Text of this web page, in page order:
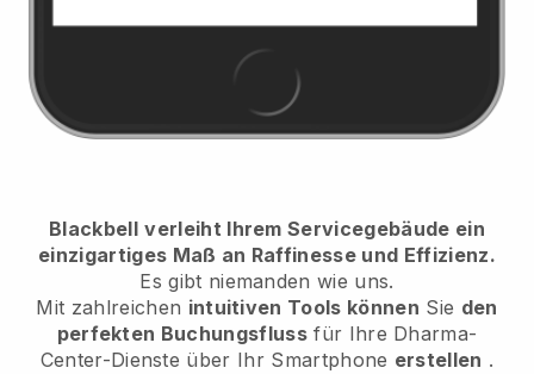
Blackbell verleiht Ihrem Servicegebäude ein
einzigartiges Maß an Raffinesse und Effizienz.
Es gibt niemanden wie uns.
Mit zahlreichen intuitiven Tools können Sie den
perfekten Buchungsfluss für Ihre Dharma-
Center-Dienste über Ihr Smartphone erstellen .